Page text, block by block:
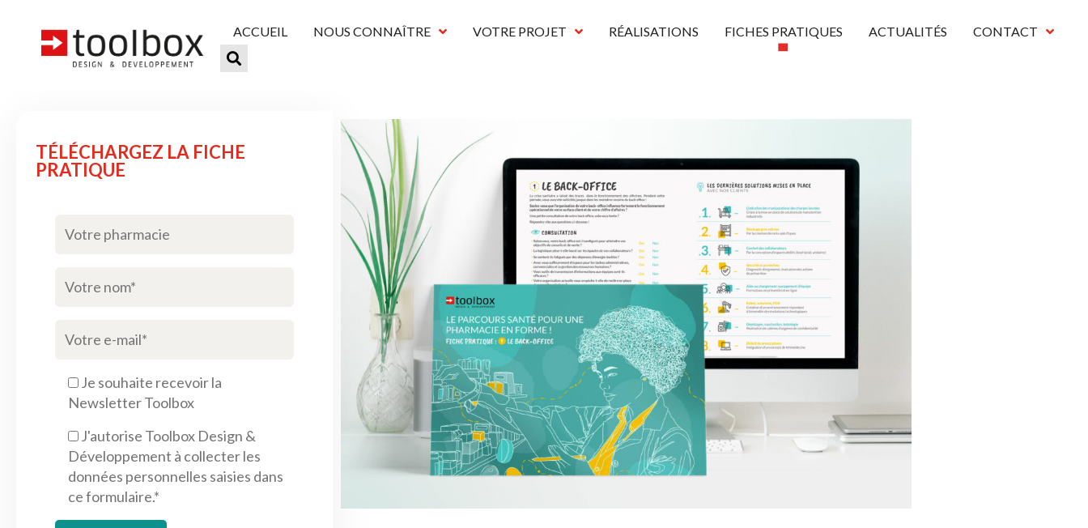
ACCUEIL NOUS CONNAÎTRE VOTRE PROJET RÉALISATIONS FICHES PRATIQUES ACTUALITÉS CONTACT
TÉLÉCHARGEZ LA FICHE
PRATIQUE
Je souhaite recevoir la
Newsletter Toolbox
J'autorise Toolbox Design &
Développement à collecter les
données personnelles saisies dans
ce formulaire.*